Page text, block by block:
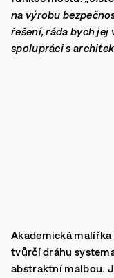
na výrobu
řešení, ráda bych
spolupráci s
Akademická malířka
tvůrčí dráhu
abstraktní malbou.